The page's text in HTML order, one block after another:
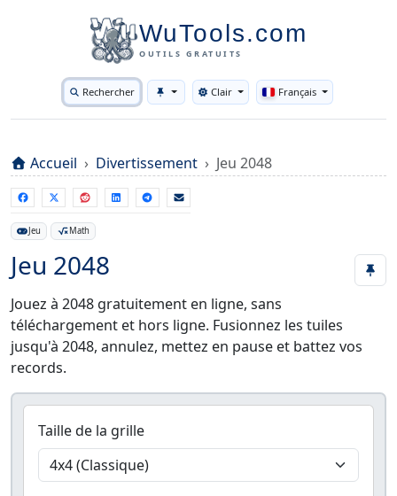
WuTools.com
OUTILS GRATUITS
Rechercher Toggle theme
Clair Français
Accueil Divertissement Jeu 2048
Jeu Math
Jeu 2048
Jouez à 2048 gratuitement en ligne, sans
téléchargement et hors ligne. Fusionnez les tuiles
jusqu'à 2048, annulez, mettez en pause et battez vos
records.
Taille de la grille